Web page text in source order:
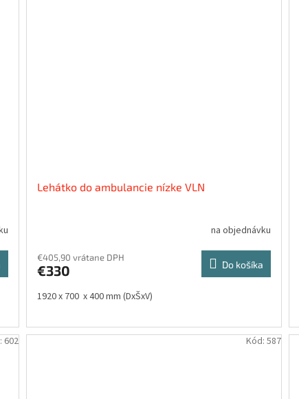
Lehátko do ambulancie nízke VLN
na objednávku
€405,90 vrátane DPH
€330 Do košíka
1920 x 700 x 400 mm (DxŠxV)
602 Kód:587